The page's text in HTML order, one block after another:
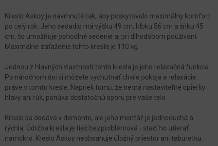
Kreslo Askoy je navrhnuté tak, aby poskytovalo maximálny komfort
po celý rok. Jeho sedadlo má výšku 49 cm, hĺbku 56 cm a šírku 45
cm, čo umožňuje pohodlné sedenie aj pri dlhodobom používaní.
Maximálne zaťaženie tohto kresla je 110 kg.
Jednou z hlavných vlastností tohto kresla je jeho relaxačná funkcia.
Po náročnom dni si môžete vychutnať chvíle pokoja a relaxácie
práve v tomto kresle. Napriek tomu, že nemá nastaviteľné opierky
hlavy ani rúk, ponúka dostatočnú oporu pre vaše telo.
Kreslo sa dodáva v demonte, ale jeho montáž je jednoduchá a
rýchla. Údržba kresla je tiež bezproblémová - stačí ho utierať
namokro. Kreslo Askoy neobsahuje úložný priestor ani taburetku.